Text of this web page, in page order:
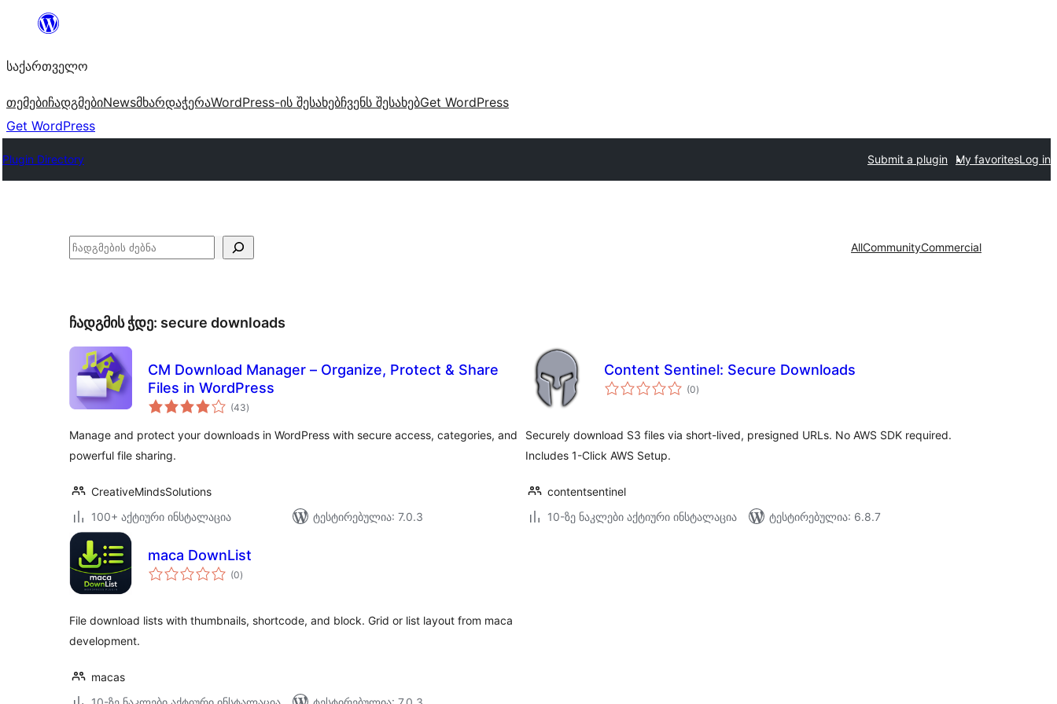
შიგთავსზე
საქართველო
თემებიჩადგმებიNewsმხარდაჭერაWordPress-ის შესახებჩვენს შესახებGet WordPress
Get WordPress
Plugin Directory Submit a plugin My favoritesLog in
ძებნა AllCommunityCommercial
ჩადგმის ჭდე: secure downloads
CM Download Manager – Organize, Protect & Share
Files in WordPress
(43საერთო
რეიტინგი
)
Manage and protect your downloads in WordPress with secure access, categories, and
powerful file sharing.
CreativeMindsSolutions
100+ აქტიური ინსტალაცია
ტესტირებულია: 7.0.3
Content Sentinel: Secure Downloads
(0საერთო
რეიტინგი
)
Securely download S3 files via short-lived, presigned URLs. No AWS SDK required.
Includes 1-Click AWS Setup.
contentsentinel
10-ზე ნაკლები აქტიური ინსტალაცია
ტესტირებულია: 6.8.7
maca DownList
(0საერთო
რეიტინგი
)
File download lists with thumbnails, shortcode, and block. Grid or list layout from maca
development.
macas